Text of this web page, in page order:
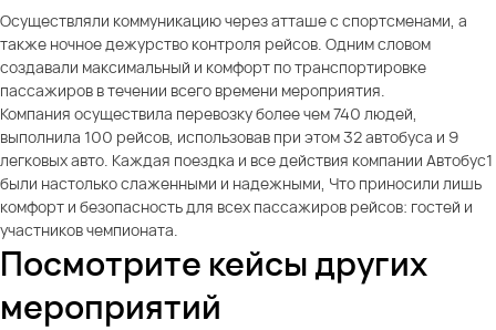
Осуществляли коммуникацию через атташе с спортсменами, а
также ночное дежурство контроля рейсов. Одним словом
создавали максимальный и комфорт по транспортировке
пассажиров в течении всего времени мероприятия.
Компания осуществила перевозку более чем 740 людей,
выполнила 100 рейсов, использовав при этом 32 автобуса и 9
легковых авто. Каждая поездка и все действия компании Автобус1
были настолько слаженными и надежными, Что приносили лишь
комфорт и безопасность для всех пассажиров рейсов: гостей и
участников чемпионата.
Посмотрите кейсы других
мероприятий